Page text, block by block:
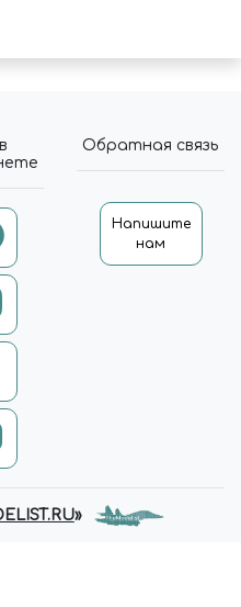
Обратная связь
Напишите
нам
»